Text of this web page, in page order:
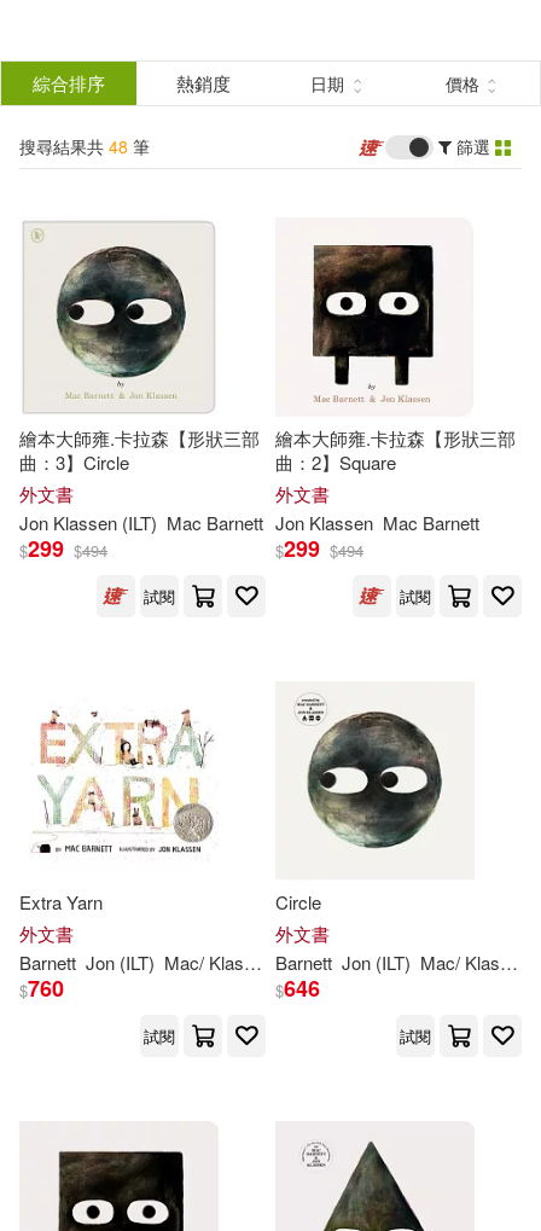
結
分類 (單選)
所有商品(48) 圖書(48)
作者 (可複選)
Barnett(25)
Mac Barnett(14)
Mac/ Klassen(9)
Jon Klassen(8)
Jon Klassen (ILT)(5) Jon(1)
Jon (ILT)/ Mlawer(1)
Teresa (TRN)(1)
麥克‧巴奈特(1)
展開
Ingram(24)
Walker Books Ltd.(14)
維京(5)
Beascoa Ediciones(1)
小天下(1)
配送方式 (可複選)
綜合排序 熱銷度 日期 價格
搜尋結果共 48 筆 篩選
繪本大師雍.卡拉森【形狀三部
曲：3】Circle
外文書
Jon Klassen (ILT) Mac Barnett
$299 $494
試閱
繪本大師雍.卡拉森【形狀三部
曲：2】Square
外文書
Jon Klassen Mac Barnett
$299 $494
試閱
Extra Yarn
外文書
Barnett Jon (ILT) Mac/ Klassen
$760
試閱
Circle
外文書
Barnett Jon (ILT) Mac/ Klassen
$646
試閱